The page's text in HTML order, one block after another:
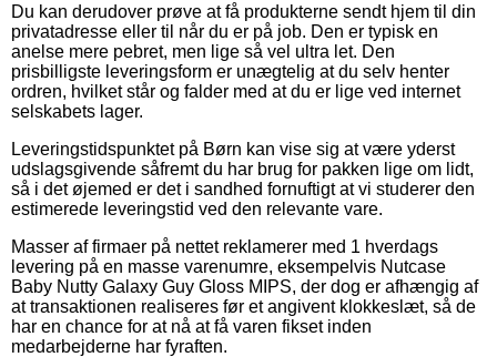
Du kan derudover prøve at få produkterne sendt hjem til din
privatadresse eller til når du er på job. Den er typisk en
anelse mere pebret, men lige så vel ultra let. Den
prisbilligste leveringsform er unægtelig at du selv henter
ordren, hvilket står og falder med at du er lige ved internet
selskabets lager.
Leveringstidspunktet på Børn kan vise sig at være yderst
udslagsgivende såfremt du har brug for pakken lige om lidt,
så i det øjemed er det i sandhed fornuftigt at vi studerer den
estimerede leveringstid ved den relevante vare.
Masser af firmaer på nettet reklamerer med 1 hverdags
levering på en masse varenumre, eksempelvis Nutcase
Baby Nutty Galaxy Guy Gloss MIPS, der dog er afhængig af
at transaktionen realiseres før et angivent klokkeslæt, så de
har en chance for at nå at få varen fikset inden
medarbejderne har fyraften.